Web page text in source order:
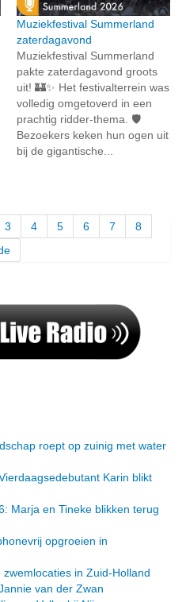
Muziekfestival Summerland
zaterdagavond
Muziekfestival Summerland
pakte zaterdagavond groots
uit! 🏰✨ Het festivalterrein was
volledig omgetoverd in een
prachtig ridder-thema. 🛡️
Bezoekers keken hun ogen uit
bij de gigantische...
3 4 5 6 7
8
roept op zuinig met water
Karin blikt
Marja en Tineke blikken terug
opgroeien in
in Zuid-Holland
van der Zwan